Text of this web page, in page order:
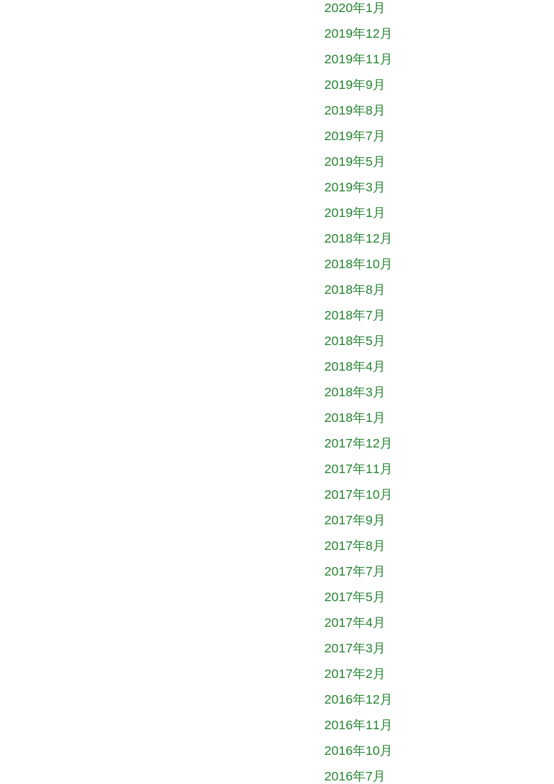
2020年1月
2019年12月
2019年11月
2019年9月
2019年8月
2019年7月
2019年5月
2019年3月
2019年1月
2018年12月
2018年10月
2018年8月
2018年7月
2018年5月
2018年4月
2018年3月
2018年1月
2017年12月
2017年11月
2017年10月
2017年9月
2017年8月
2017年7月
2017年5月
2017年4月
2017年3月
2017年2月
2016年12月
2016年11月
2016年10月
2016年7月